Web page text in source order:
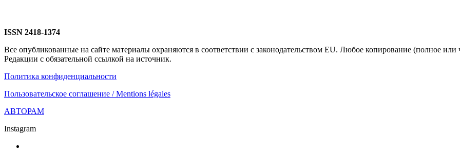
ISSN 2418-1374
Все опубликованные на сайте материалы охраняются в соответствии с законодательством EU. Любое копирование (полное или
Редакции с обязательной ссылкой на источник.
Политика конфиденциальности
Пользовательское соглашение / Mentions légales
АВТОРАМ
Instagram